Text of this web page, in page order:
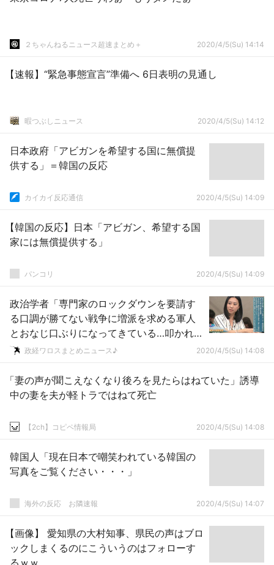
２ちゃんねるニュース超速まとめ＋ 2020/4/5(Su) 14:14
【速報】“緊急事態宣言”準備へ 6日表明の見通し
暇つぶしニュース 2020/4/5(Su) 14:12
日本政府「アビガンを希望する国に無償提
供する」＝韓国の反応
カイカイ反応通信 2020/4/5(Su) 14:09
【韓国の反応】日本「アビガン、希望する国
家には無償提供する」
パンコリ 2020/4/5(Su) 14:09
政治学者「専門家のロックダウンを要請す
る口調が勝てない戦争に増派を求める軍人
とおなじ口ぶりになってきている…叩かれる
のが怖くて指摘できないのだろうか？」
政経ワロスまとめニュース♪ 2020/4/5(Su) 14:08
「妻の声が聞こえなくなり後ろを見たらはねていた」誘導
中の妻を夫が軽トラではねて死亡
【2ch】コピペ情報局 2020/4/5(Su) 14:08
韓国人「現在日本で嘲笑われている韓国の
写真をご覧ください・・・」
海外の反応 お隣速報 2020/4/5(Su) 14:07
【画像】 愛知県の大村知事、県民の声はブロ
ックしまくるのにこういうのはフォローす
るｗｗ